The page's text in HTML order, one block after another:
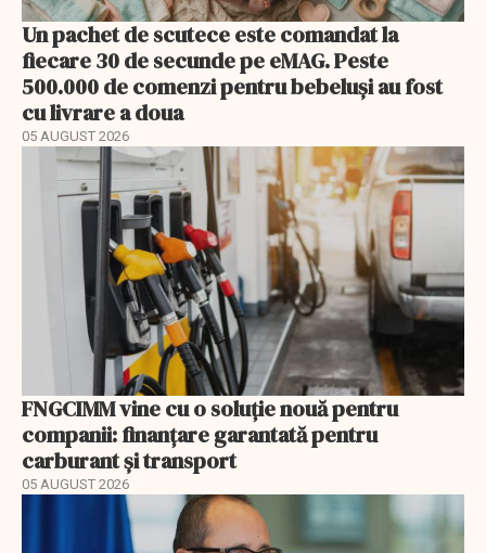
Un pachet de scutece este comandat la
fiecare 30 de secunde pe eMAG. Peste
500.000 de comenzi pentru bebeluși au fost
cu livrare a doua
05 AUGUST 2026
FNGCIMM vine cu o soluție nouă pentru
companii: finanțare garantată pentru
carburant și transport
05 AUGUST 2026